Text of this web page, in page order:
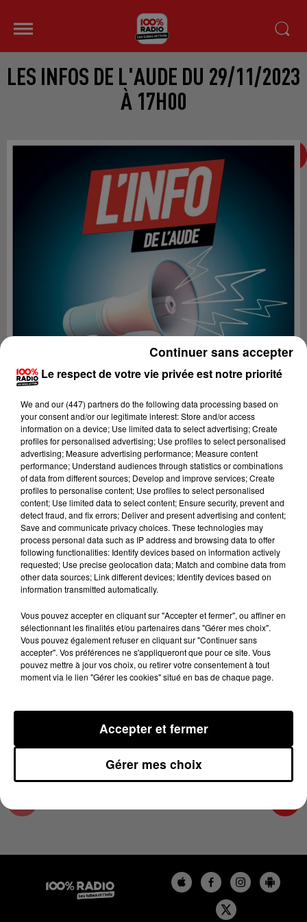
LES INFOS DE L'AUDE DU 29/11/2023
À 17H00
Lecture (4 min 8 sec)
100%
100% Radio les infos de l'Aude
29 novembre 2023 - 4 min 8 sec
LES INFOS DE L'AUDE DU 29/11/2023 À
17H00
Les infos de l'Aude
Le respect de votre vie privée est notre priorité
We and our (447) partnersdo the following data processing based on
your consent and/or our legitimate interest: Store and/or access
information on a device; Use limited data to select advertising; Create
profiles for personalised advertising; Use profiles to select personalised
advertising; Measure advertising performance; Measure content
performance; Understand audiences through statistics or combinations
of data from different sources; Develop and improve services; Create
profiles to personalise content; Use profiles to select personalised
content; Use limited data to select content; Ensure security, prevent and
detect fraud, and fix errors; Deliver and present advertising and content;
Save and communicate privacy choices. These technologies may
process personal data such as IP address and browsing data to offer
following functionalities: Identify devices based on information actively
requested; Use precise geolocation data; Match and combine data from
other data sources; Link different devices; Identify devices based on
information transmitted automatically.
Vous pouvez accepter en cliquant sur "Accepter et fermer", ou affiner en
sélectionnant les finalités et/ou partenaires dans "Gérer mes choix".
Vous pouvez également refuser en cliquant sur "Continuer sans
accepter". Vos préférences ne s'appliqueront que pour ce site. Vous
pouvez mettre à jour vos choix, ou retirer votre consentement à tout
moment via le lien "Gérer les cookies" situé en bas de chaque page.
Gérer mes choix
Accepter et fermer
Continuer sans accepter